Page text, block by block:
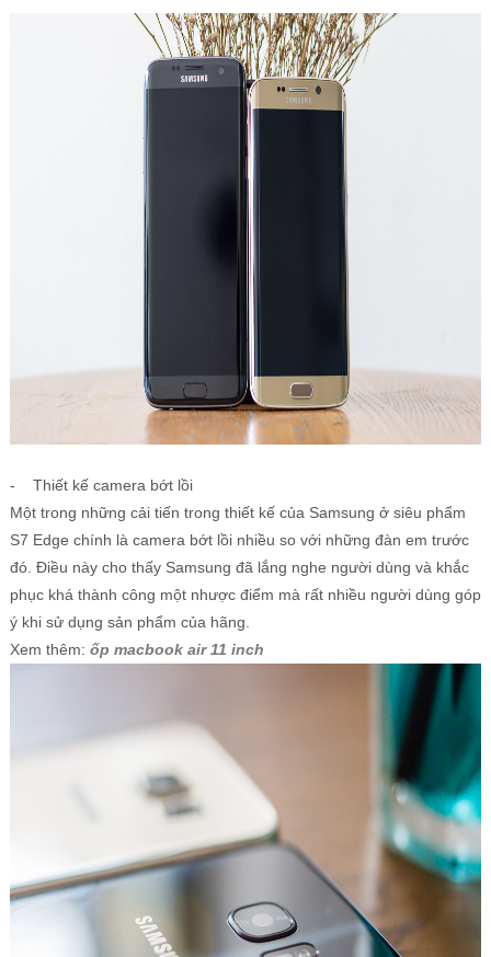
- Thiết kế camera bớt lồi
Một trong những cải tiến trong thiết kế của Samsung ở siêu phẩm
S7 Edge chính là camera bớt lồi nhiều so với những đàn em trước
đó. Điều này cho thấy Samsung đã lắng nghe người dùng và khắc
phục khá thành công một nhược điểm mà rất nhiều người dùng góp
ý khi sử dụng sản phẩm của hãng.
Xem thêm: ốp macbook air 11 inch